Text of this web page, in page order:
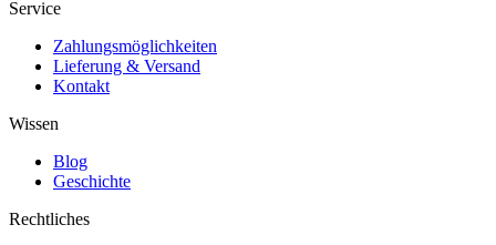
Service
Zahlungsmöglichkeiten
Lieferung & Versand
Kontakt
Wissen
Blog
Geschichte
Rechtliches